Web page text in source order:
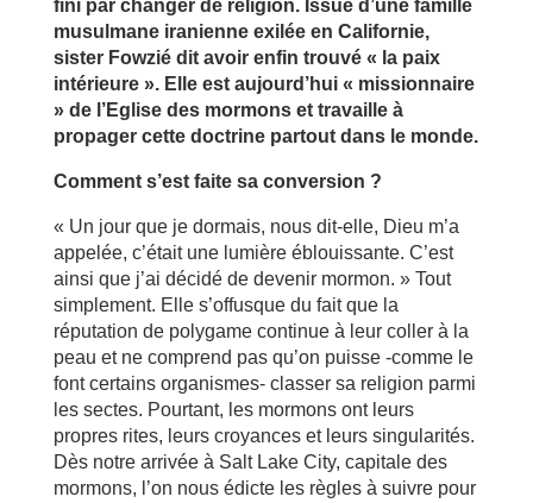
fini par changer de religion. Issue d’une famille
musulmane iranienne exilée en Californie,
sister Fowzié dit avoir enfin trouvé « la paix
intérieure ». Elle est aujourd’hui « missionnaire
» de l’Eglise des mormons et travaille à
propager cette doctrine partout dans le monde.
Comment s’est faite sa conversion ?
« Un jour que je dormais, nous dit-elle, Dieu m’a
appelée, c’était une lumière éblouissante. C’est
ainsi que j’ai décidé de devenir mormon. » Tout
simplement. Elle s’offusque du fait que la
réputation de polygame continue à leur coller à la
peau et ne comprend pas qu’on puisse -comme le
font certains organismes- classer sa religion parmi
les sectes. Pourtant, les mormons ont leurs
propres rites, leurs croyances et leurs singularités.
Dès notre arrivée à Salt Lake City, capitale des
mormons, l’on nous édicte les règles à suivre pour